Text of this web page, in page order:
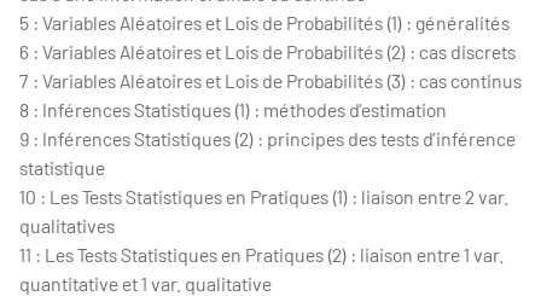
5 : Variables Aléatoires et Lois de Probabilités (1) : généralités
6 : Variables Aléatoires et Lois de Probabilités (2) : cas discrets
7 : Variables Aléatoires et Lois de Probabilités (3) : cas continus
8 : Inférences Statistiques (1) : méthodes d’estimation
9 : Inférences Statistiques (2) : principes des tests d’inférence
statistique
10 : Les Tests Statistiques en Pratiques (1) : liaison entre 2 var.
qualitatives
11 : Les Tests Statistiques en Pratiques (2) : liaison entre 1 var.
quantitative et 1 var. qualitative